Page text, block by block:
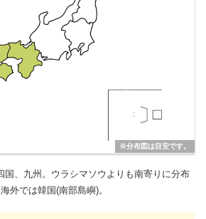
※分布図は目安です。
国、九州。ウラシマソウよりも南寄りに分布
外では韓国(南部島嶼)。